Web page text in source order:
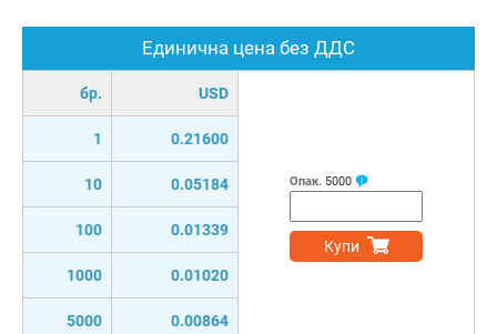
Единична цена без ДДС
бр. USD
1 0.21600
10 0.05184
100 0.01339
1000 0.01020
5000 0.00864
Опак. 5000
Купи